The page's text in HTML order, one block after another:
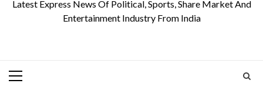
Latest Express News Of Political, Sports, Share Market And
Entertainment Industry From India
Primary